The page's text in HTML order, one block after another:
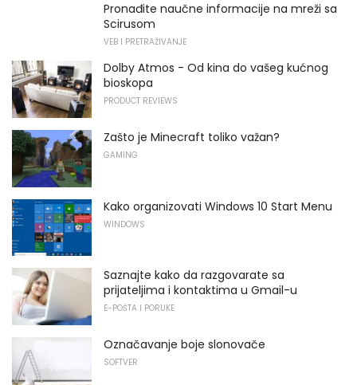
Pronađite naučne informacije na mreži sa
Scirusom
VEB I PRETRAŽIVANJE
Dolby Atmos - Od kina do vašeg kućnog
bioskopa
PRODUCT REVIEWS
Zašto je Minecraft toliko važan?
GAMING
Kako organizovati Windows 10 Start Menu
WINDOWS
Saznajte kako da razgovarate sa
prijateljima i kontaktima u Gmail-u
E-POŠTA I PORUKE
Označavanje boje slonovače
SOFTVER